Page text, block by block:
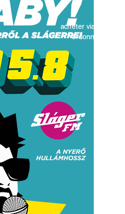
acheter viagra sans
ordonnance